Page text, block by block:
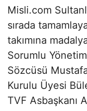
Misli.com
sırada
takımına
Sorumlu
Sözcüsü
Kurulu Üyesi
TVF Asbaşkanı